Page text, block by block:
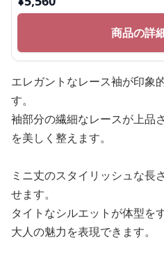
商品の詳
エレガントなレース袖が印象
す。
袖部分の繊細なレースが上品
を美しく整えます。
ミニ丈のスタイリッシュな長
せます。
タイトなシルエットが体型を
大人の魅力を表現できます。